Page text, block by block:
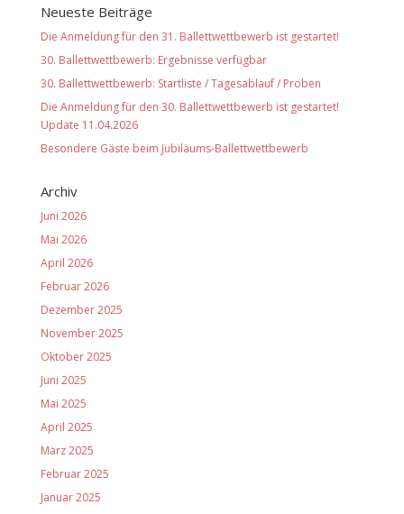
Neueste Beiträge
Die Anmeldung für den 31. Ballettwettbewerb ist gestartet!
30. Ballettwettbewerb: Ergebnisse verfügbar
30. Ballettwettbewerb: Startliste / Tagesablauf / Proben
Die Anmeldung für den 30. Ballettwettbewerb ist gestartet!
Update 11.04.2026
Besondere Gäste beim Jubiläums-Ballettwettbewerb
Archiv
Juni 2026
Mai 2026
April 2026
Februar 2026
Dezember 2025
November 2025
Oktober 2025
Juni 2025
Mai 2025
April 2025
März 2025
Februar 2025
Januar 2025